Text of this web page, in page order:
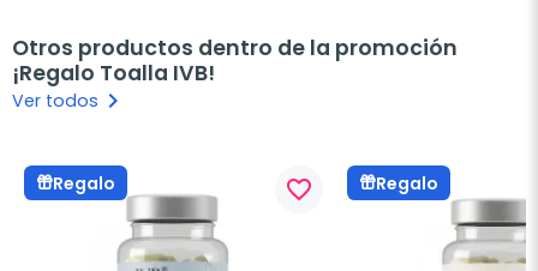
Otros productos dentro de la promoción
¡Regalo Toalla IVB!
Ver todos keyboard_arrow_right
Regalo favorite_border Regalo